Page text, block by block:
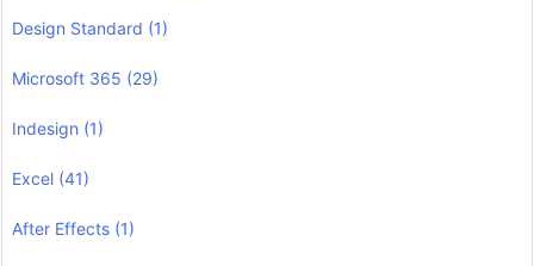
Design Standard (1)
Microsoft 365 (29)
Indesign (1)
Excel (41)
After Effects (1)